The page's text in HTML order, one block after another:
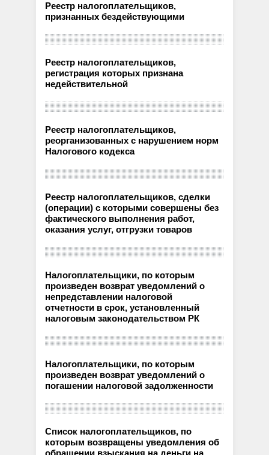
Реестр налогоплательщиков,
признанных бездействующими
Реестр налогоплательщиков,
регистрация которых признана
недействительной
Реестр налогоплательщиков,
реорганизованных с нарушением норм
Налогового кодекса
Реестр налогоплательщиков, сделки
(операции) с которыми совершены без
фактического выполнения работ,
оказания услуг, отгрузки товаров
Налогоплательщики, по которым
произведен возврат уведомлений о
непредставлении налоговой
отчетности в срок, установленный
налоговым законодательством РК
Налогоплательщики, по которым
произведен возврат уведомлений о
погашении налоговой задолженности
Список налогоплательщиков, по
которым возвращены уведомления об
обращении взыскания на деньги на